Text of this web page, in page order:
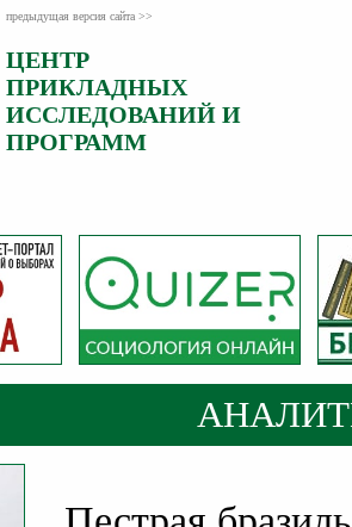
предыдущая версия сайта >>
ЦЕНТР
ПРИКЛАДНЫХ
ИССЛЕДОВАНИЙ И
ПРОГРАММ